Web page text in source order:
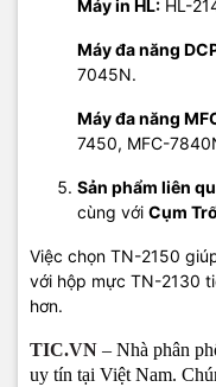
Máy in HL: HL-
Máy đa năng
7045N.
Máy đa năng
7450, MFC-
Sản phẩm liên
cùng với Cụm
Việc chọn TN-2150
với hộp mực TN-2130
hơn.
TIC.VN – Nhà phân
uy tín tại Việt Nam.